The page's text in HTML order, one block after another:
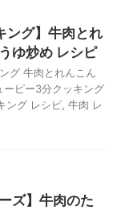
ング】牛肉とれ
ゆ炒め レシピ
グ 牛肉とれんこん
ーピー3分クッキング
ング レシピ 牛肉 レ
ズ】牛肉のた